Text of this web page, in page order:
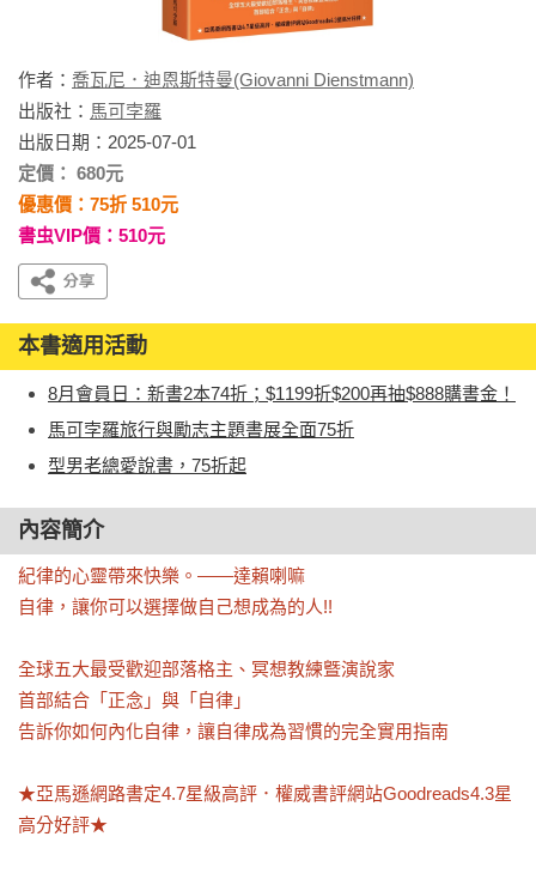
作者： 喬瓦尼．迪恩斯特曼(Giovanni Dienstmann)
出版社： 馬可孛羅
出版日期：2025-07-01
定價： 680元
優惠價：75折 510元
書虫VIP價：510元
本書適用活動
8月會員日：新書2本74折；$1199折$200再抽$888購書金！
馬可孛羅旅行與勵志主題書展全面75折
型男老總愛說書，75折起
內容簡介
紀律的心靈帶來快樂。——達賴喇嘛
自律，讓你可以選擇做自己想成為的人!!
全球五大最受歡迎部落格主、冥想教練曁演說家
首部結合「正念」與「自律」
告訴你如何內化自律，讓自律成為習慣的完全實用指南
★亞馬遜網路書定4.7星級高評．權威書評網站Goodreads4.3星
高分好評★